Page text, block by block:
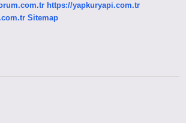
https://yapkuryapi.com.tr
Sitemap